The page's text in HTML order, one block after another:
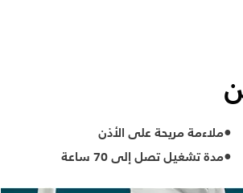
ملاءمة مريحة على الأذن
مدة تشغيل تصل إلى 70 ساعة